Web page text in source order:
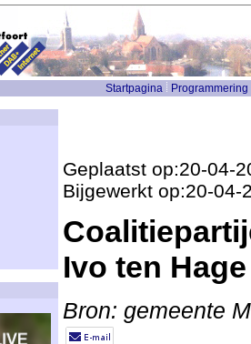
Startpagina Programmering
Geplaatst op:20-04-
Bijgewerkt op:20-04-
Ivo ten
Bron: gemeente